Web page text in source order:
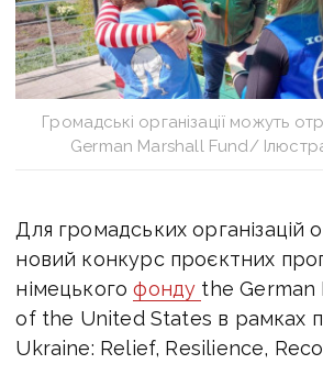
Громадські організації можуть
German Marshall Fund/
Для громадських організацій
новий конкурс проєктних
німецькогофонду the German
of the United States в рамках
Ukraine: Relief, Resilience,